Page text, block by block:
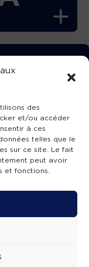
des
et/ou accéder
à ces
telles que le
sur ce site. Le fait
peut avoir
et fonctions.
!